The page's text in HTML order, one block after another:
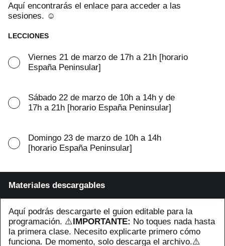
Aquí encontrarás el enlace para acceder a las
sesiones. ☺️
LECCIONES
Viernes 21 de marzo de 17h a 21h [horario
España Peninsular]
Sábado 22 de marzo de 10h a 14h y de
17h a 21h [horario España Peninsular]
Domingo 23 de marzo de 10h a 14h
[horario España Peninsular]
Materiales descargables
Aquí podrás descargarte el guion editable para la
programación. ⚠️IMPORTANTE: No toques nada hasta
la primera clase. Necesito explicarte primero cómo
funciona. De momento, solo descarga el archivo.⚠️